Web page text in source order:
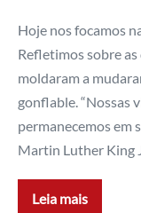
Hoje nos focamos
Refletimos sobre
moldaram a
gonflable. “Nossas
permanecemos em
Martin Luther King
Leia mais